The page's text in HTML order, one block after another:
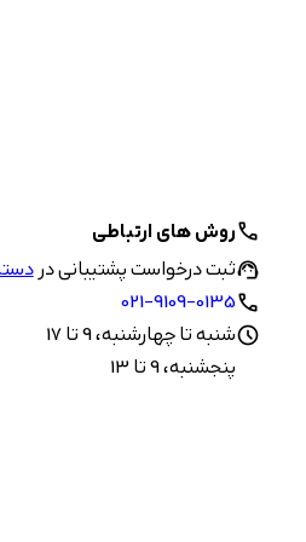
callروش های ارتباطی
support_agentثبت درخواست پشتیبانی در
call
021-9109-0135
scheduleشنبه تا چهارشنبه، 9 تا 17
پنجشنبه، 9 تا 13